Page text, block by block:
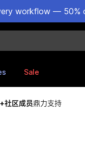
workflow — 50%
Sale
社区成员鼎力支持